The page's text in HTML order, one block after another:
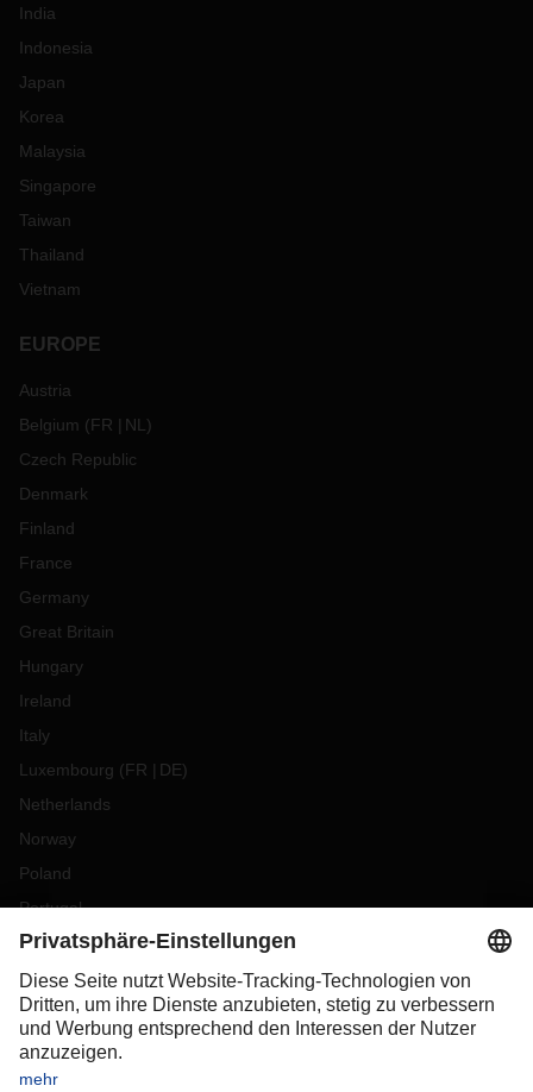
India
Indonesia
Japan
Korea
Malaysia
Singapore
Taiwan
Thailand
Vietnam
EUROPE
Austria
Belgium (FR NL )
Czech Republic
Denmark
Finland
France
Germany
Great Britain
Hungary
Ireland
Italy
Luxembourg (FR DE)
Netherlands
Norway
Poland
Portugal
Romania
Slovakia
Spain
Sweden
Switzerland